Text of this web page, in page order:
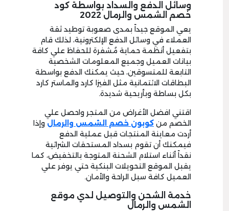
وسائل الدفع والسداد بواسطة كود
خصم الشمس والرمال 2022
يعي الموقع جيداً بمدى صعوبة توطيد ثقة
العملاء في وسائل الدفع الإلكترونية، لذلك قام
بتفعيل أنظمة حماية مُشفرة للحفاظ علي كافة
بيانات العميل وجميع المعلومات الشخصية
التابعة للمتسوقين، حيث يمكنك الدفع بواسطة
البطاقات الائتمانية مثل الفيزا كارد والماستر كارد
بكل بساطة وبأريحية شديدة.
اقتني افضل الأغراض من المتجر واحصل علي
الخصم من كوبون خصم الشمس والرمال وإذا
أردت معاينة المنتجات قبل عملية الدفع
فيمكنك أن تقوم بسداد المستحقات الشرائية
نقداً أثناء استلام الشحنة المتوجة بالتخفيض، كما
يقبل الموقع التحويلات البنكية حتي يوفر علي
العميل كافة سبل الراحة والأمان.
خدمة الشحن والتوصيل لدي موقع
الشمس والرمال